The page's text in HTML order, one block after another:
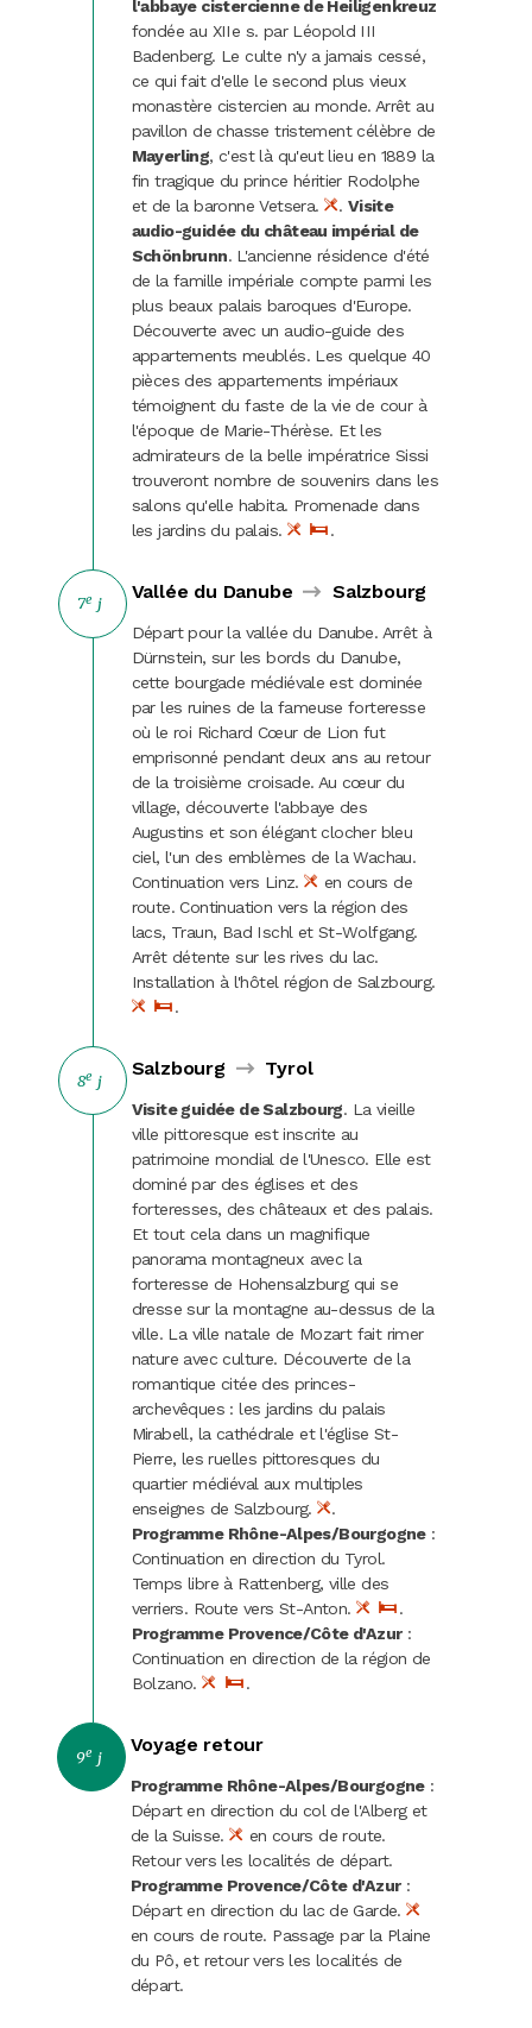
l'abbaye cistercienne de Heiligenkreuz
fondée au XIIe s. par Léopold III
Badenberg. Le culte n'y a jamais cessé,
ce qui fait d'elle le second plus vieux
monastère cistercien au monde. Arrêt au
pavillon de chasse tristement célèbre de
Mayerling, c'est là qu'eut lieu en 1889 la
fin tragique du prince héritier Rodolphe
et de la baronne Vetsera.
. Visite
audio-guidée du château impérial de
Schönbrunn. L'ancienne résidence d'été
de la famille impériale compte parmi les
plus beaux palais baroques d'Europe.
Découverte avec un audio-guide des
appartements meublés. Les quelque 40
pièces des appartements impériaux
témoignent du faste de la vie de cour à
l'époque de Marie-Thérèse. Et les
admirateurs de la belle impératrice Sissi
trouveront nombre de souvenirs dans les
salons qu'elle habita. Promenade dans
les jardins du palais.
.
7e j
Vallée du Danube Salzbourg
Départ pour la vallée du Danube. Arrêt à
Dürnstein, sur les bords du Danube,
cette bourgade médiévale est dominée
par les ruines de la fameuse forteresse
où le roi Richard Cœur de Lion fut
emprisonné pendant deux ans au retour
de la troisième croisade. Au cœur du
village, découverte l'abbaye des
Augustins et son élégant clocher bleu
ciel, l'un des emblèmes de la Wachau.
Continuation vers Linz.
en cours de
route. Continuation vers la région des
lacs, Traun, Bad Ischl et St-Wolfgang.
Arrêt détente sur les rives du lac.
Installation à l'hôtel région de Salzbourg.
.
8e j
Salzbourg Tyrol
Visite guidée de Salzbourg. La vieille
ville pittoresque est inscrite au
patrimoine mondial de l'Unesco. Elle est
dominé par des églises et des
forteresses, des châteaux et des palais.
Et tout cela dans un magnifique
panorama montagneux avec la
forteresse de Hohensalzburg qui se
dresse sur la montagne au-dessus de la
ville. La ville natale de Mozart fait rimer
nature avec culture. Découverte de la
romantique citée des princes-
archevêques : les jardins du palais
Mirabell, la cathédrale et l'église St-
Pierre, les ruelles pittoresques du
quartier médiéval aux multiples
enseignes de Salzbourg.
.
Programme Rhône-Alpes/Bourgogne:
Continuation en direction du Tyrol.
Temps libre à Rattenberg, ville des
verriers. Route vers St-Anton.
.
Programme Provence/Côte d'Azur:
Continuation en direction de la région de
Bolzano.
.
9e j
Voyage retour
Programme Rhône-Alpes/Bourgogne:
Départ en direction du col de l'Alberg et
de la Suisse.
en cours de route.
Retour vers les localités de départ.
Programme Provence/Côte d'Azur:
Départ en direction du lac de Garde.
en cours de route. Passage par la Plaine
du Pô, et retour vers les localités de
départ.